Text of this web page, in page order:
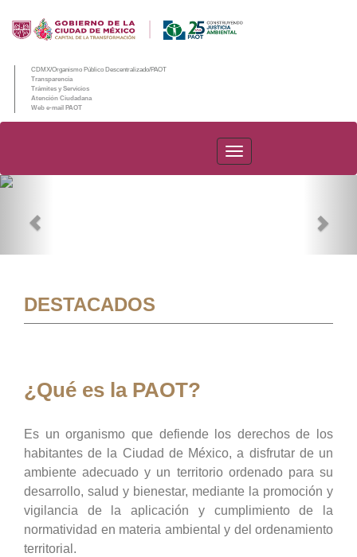
CDMX/Organismo Público Descentralizado/PAOT
Transparencia
Trámites y Servicios
Atención Ciudadana
Web e-mail PAOT
PAOT
DESTACADOS
¿Qué es la PAOT?
Es un organismo que defiende los derechos de los
habitantes de la Ciudad de México, a disfrutar de un
ambiente adecuado y un territorio ordenado para su
desarrollo, salud y bienestar, mediante la promoción y
vigilancia de la aplicación y cumplimiento de la
normatividad en materia ambiental y del ordenamiento
territorial.